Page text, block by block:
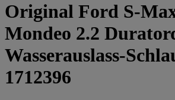
Original Ford S-
Mondeo 2.2
Wasserauslass-
1712396